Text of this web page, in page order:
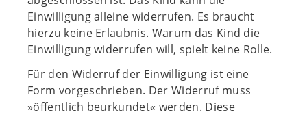
Einwilligung alleine widerrufen. Es braucht
hierzu keine Erlaubnis. Warum das Kind die
Einwilligung widerrufen will, spielt keine Rolle.
Für den Widerruf der Einwilligung ist eine
Form vorgeschrieben. Der Widerruf muss
»öffentlich beurkundet« werden. Diese